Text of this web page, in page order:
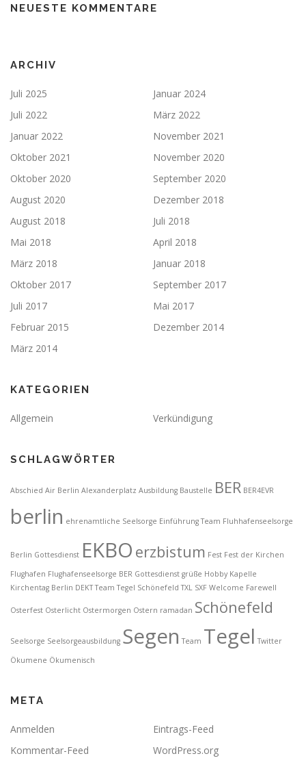
NEUESTE KOMMENTARE
ARCHIV
Juli 2025
Januar 2024
Juli 2022
März 2022
Januar 2022
November 2021
Oktober 2021
November 2020
Oktober 2020
September 2020
August 2020
Dezember 2018
August 2018
Juli 2018
Mai 2018
April 2018
März 2018
Januar 2018
Oktober 2017
September 2017
Juli 2017
Mai 2017
Februar 2015
Dezember 2014
März 2014
KATEGORIEN
Allgemein Verkündigung
SCHLAGWÖRTER
Abschied Air Berlin Alexanderplatz Ausbildung Baustelle BER BER4EVR
berlin ehrenamtliche Seelsorge Einführung Team Fluhhafenseelsorge
Berlin Gottesdienst EKBO erzbistum Fest Fest der Kirchen
Flughafen Flughafenseelsorge BER Gottesdienst grüße Hobby Kapelle
Kirchentag Berlin DEKT Team Tegel Schönefeld TXL SXF Welcome Farewell
Osterfest Osterlicht Ostermorgen Ostern ramadan Schönefeld
Seelsorge Seelsorgeausbildung Segen Team Tegel Twitter
Ökumene Ökumenisch
META
Anmelden
Eintrags-Feed
Kommentar-Feed
WordPress.org